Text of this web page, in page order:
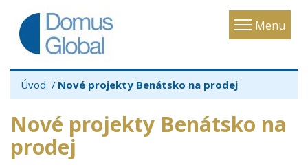
Menu
Toggle
Úvod Nové projekty Benátsko na prodej
Nové projekty Benátsko na
prodej